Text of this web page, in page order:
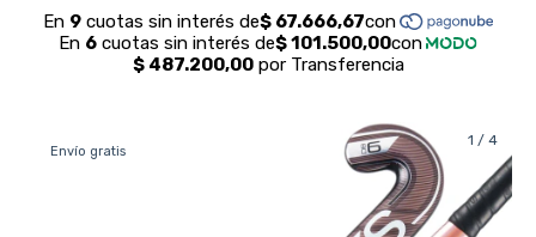
1 / 4
Envío gratis